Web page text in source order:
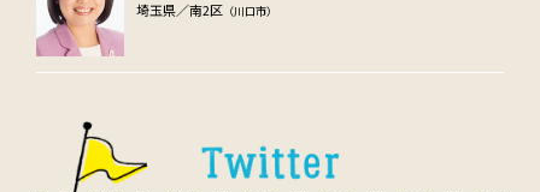
埼玉県／南2区 （川口市）